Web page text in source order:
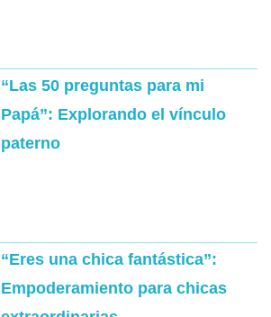
“Las 50 preguntas para mi
Papá”: Explorando el vínculo
paterno
“Eres una chica fantástica”:
Empoderamiento para chicas